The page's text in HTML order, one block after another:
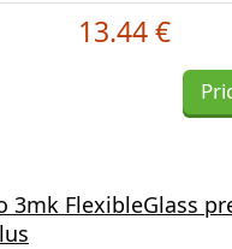
13.44 €
3mk FlexibleGlass